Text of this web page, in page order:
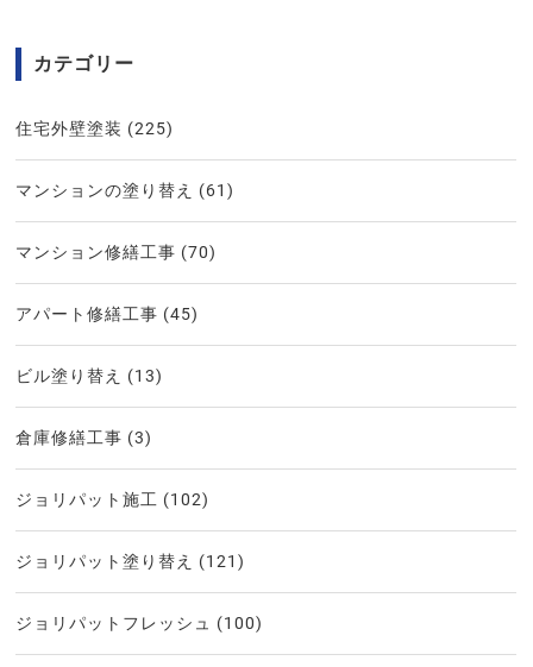
カテゴリー
住宅外壁塗装 (225)
マンションの塗り替え (61)
マンション修繕工事 (70)
アパート修繕工事 (45)
ビル塗り替え (13)
倉庫修繕工事 (3)
ジョリパット施工 (102)
ジョリパット塗り替え (121)
ジョリパットフレッシュ (100)